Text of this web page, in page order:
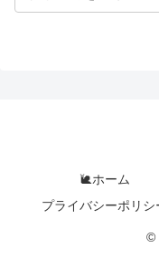
🐌ホーム
プライバシーポリシ
©